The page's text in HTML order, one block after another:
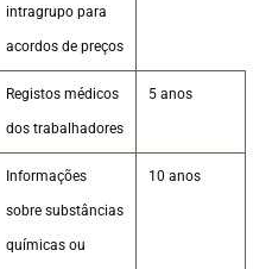
intragrupo para
acordos de preços
Registos médicos
dos trabalhadores
5 anos
Informações
sobre substâncias
químicas ou
10 anos